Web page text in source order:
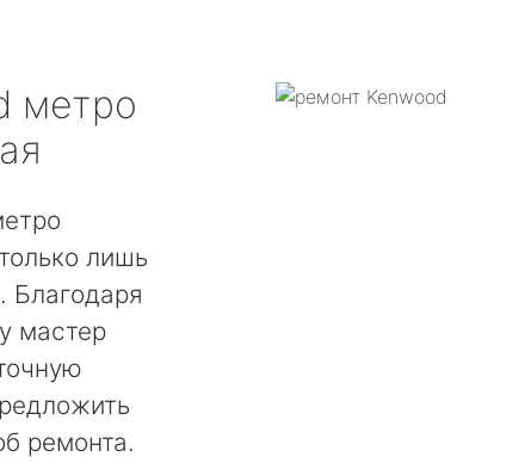
метро
лишь
Благодаря
мастер
ремонта.